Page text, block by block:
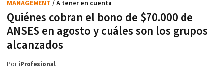
Quiénes cobran el bono de $70.000 de
ANSES en agosto y cuáles son los grupos
alcanzados
MANAGEMENT / A tener en cuenta
PoriProfesional